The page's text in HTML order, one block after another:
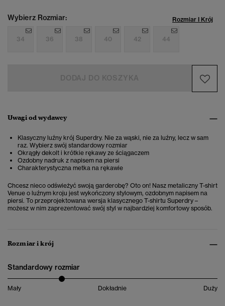
Wybierz Rozmiar: Rozmiar I Krój
34 36 38 40 42 44
Uwagi od wydawcy
Klasyczny luźny krój Superdry. Nie za wąski, nie za luźny, lecz w sam
raz. Wybierz swój standardowy rozmiar
Okrągły dekolt i krótkie rękawy ze ściągaczem
Ozdobny nadruk z napisem na piersi
Charakterystyczna metka na rękawie
Chcesz nieco odświeżyć swoją garderobę? Oto on! Nasz metaliczny T-shirt
Venue o luźnym kroju jest wykończony stylowym, ozdobnym napisem na
piersi. To przeprojektowana wersja klasycznego T-shirtu Superdry –
możesz w nim zaprezentować swój styl w najbardziej komfortowy sposób.
Rozmiar i krój
Standardowy rozmiar
Mały Dokładnie Duży